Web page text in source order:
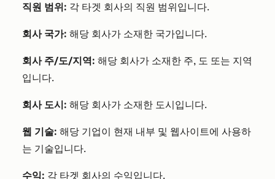
직원 범위: 각 타겟 회사의 직원 범위입니다.
회사 국가: 해당 회사가 소재한 국가입니다.
회사 주/도/지역: 해당 회사가 소재한 주, 도 또는 지역
입니다.
회사 도시: 해당 회사가 소재한 도시입니다.
웹 기술: 해당 기업이 현재 내부 및 웹사이트에 사용하
는 기술입니다.
수익: 각 타겟 회사의 수익입니다.